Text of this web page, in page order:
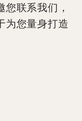
联系我们，
为您量身打造